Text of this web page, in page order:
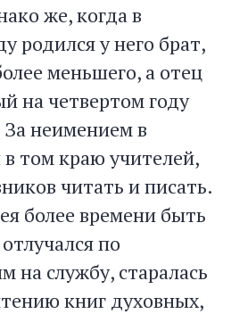
же, когда в
родился у него брат,
меньшего, а отец
на четвертом году
неимением в
том краю учителей,
читать и писать.
более времени быть
по
на службу, старалась
книг духовных,